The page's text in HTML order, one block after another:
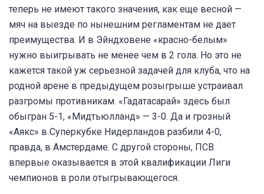
теперь не имеют такого значения, как еще весной —
мяч на выезде по нынешним регламентам не дает
преимущества. И в Эйндховене «красно-белым»
нужно выигрывать не менее чем в 2 гола. Но это не
кажется такой уж серьезной задачей для клуба, что на
родной арене в предыдущем розыгрыше устраивал
разгромы противникам. «Гадатасарай» здесь был
обыгран 5-1, «Мидтьюлланд» — 3-0. Да и грозный
«Аякс» в Суперкубке Нидерландов разбили 4-0,
правда, в Амстердаме. С другой стороны, ПСВ
впервые оказывается в этой квалификации Лиги
чемпионов в роли отыгрывающегося.